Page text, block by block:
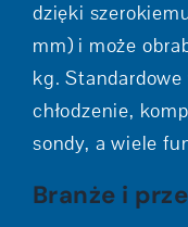
dzięki
mm) i może
kg.
chłodzenie,
sondy, a wiele
Branże i